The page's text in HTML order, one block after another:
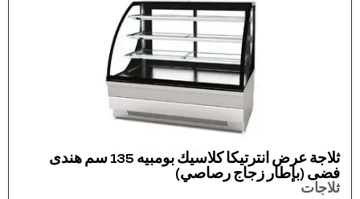
ثلاجة عرض انترتيكا كلاسيك بومبيه 135 سم هندى
فضى (بإطار زجاج رصاصي)
ثلاجات